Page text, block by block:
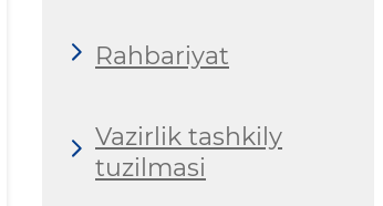
Rahbariyat
Vazirlik tashkily
tuzilmasi